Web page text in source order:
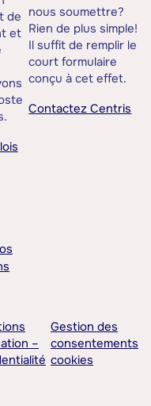
de
et
nous soumettre?
Rien de plus simple!
Il suffit de remplir le
court formulaire
conçu à cet effet.
Contactez Centris
–
Gestion des
consentements
cookies